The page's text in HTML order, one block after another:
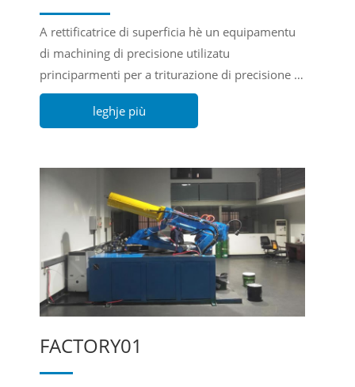
A rettificatrice di superficia hè un equipamentu
di machining di precisione utilizatu
principarmenti per a triturazione di precisione di
metalli, non-metalli è altre superfici di pezzi di
travagliu. Attraversu una macinazione d'alta
precisione, piattezza è alta superficia.
leghje più
FACTORY01